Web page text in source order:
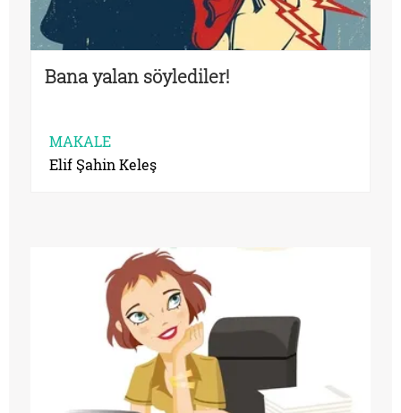
Bana yalan söylediler!
MAKALE
Elif Şahin Keleş